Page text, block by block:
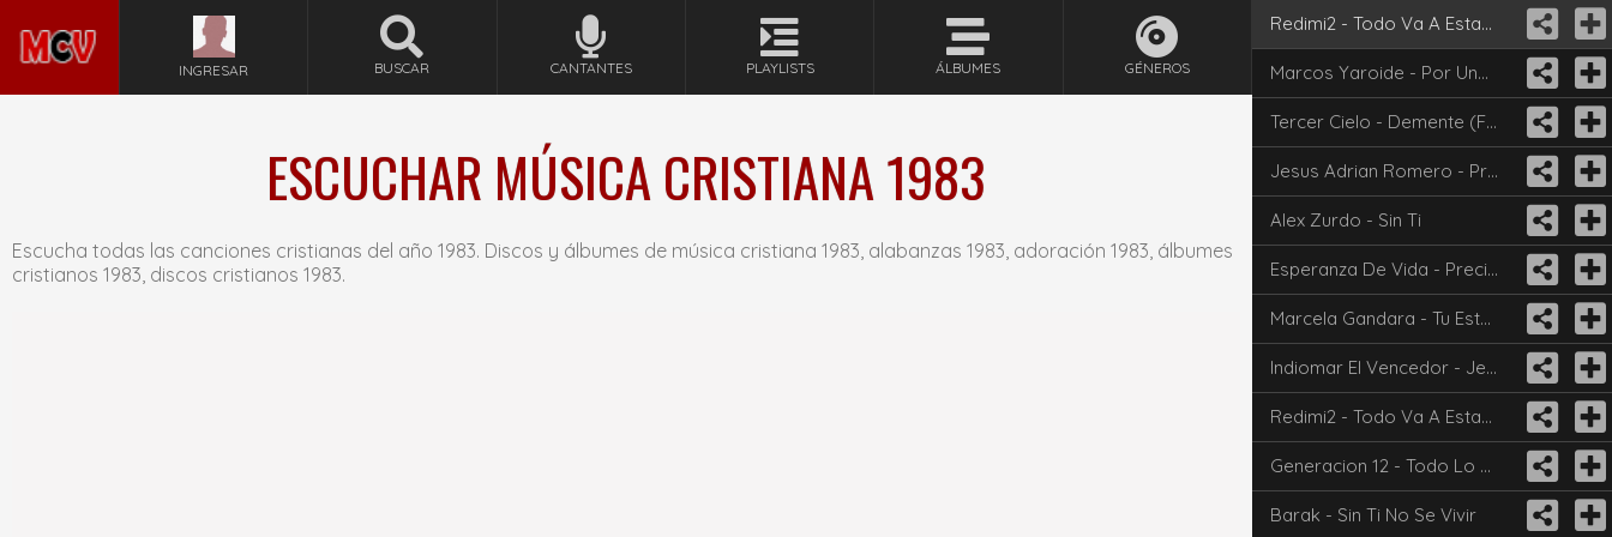
INGRESAR BUSCAR CANTANTES PLAYLISTS ÁLBUMES GÉNEROS
ESCUCHAR MÚSICA CRISTIANA 1983
Escucha todas las canciones cristianas del año 1983. Discos y álbumes de música cristiana 1983, alabanzas 1983, adoración 1983, álbumes
cristianos 1983, discos cristianos 1983.
Redimi2 - Todo Va A Estar Bien (Feat. Evan Craft)
Marcos Yaroide - Por Una Como Ella
Tercer Cielo - Demente (Feat. Annette Moreno)
Jesus Adrian Romero - Princesas Magicas
Alex Zurdo - Sin Ti
Esperanza De Vida - Precioso Jesus
Marcela Gandara - Tu Estas Aqui
Indiomar El Vencedor - Jesús
Redimi2 - Todo Va A Estar Bien (Feat. Evan Craft)
Generacion 12 - Todo Lo Haces Nuevo
Barak - Sin Ti No Se Vivir